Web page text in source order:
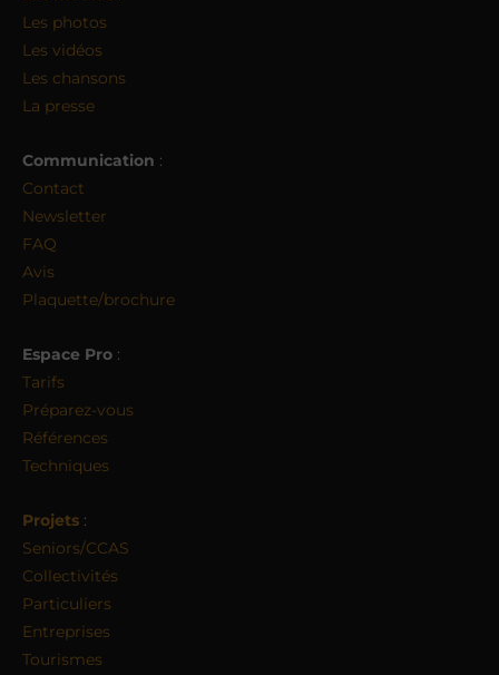
Les photos
Les vidéos
Les chansons
La presse
Communication :
Contact
Newsletter
FAQ
Avis
Plaquette/brochure
Espace Pro :
Tarifs
Préparez-vous
Références
Techniques
Projets :
Seniors/CCAS
Collectivités
Particuliers
Entreprises
Tourismes